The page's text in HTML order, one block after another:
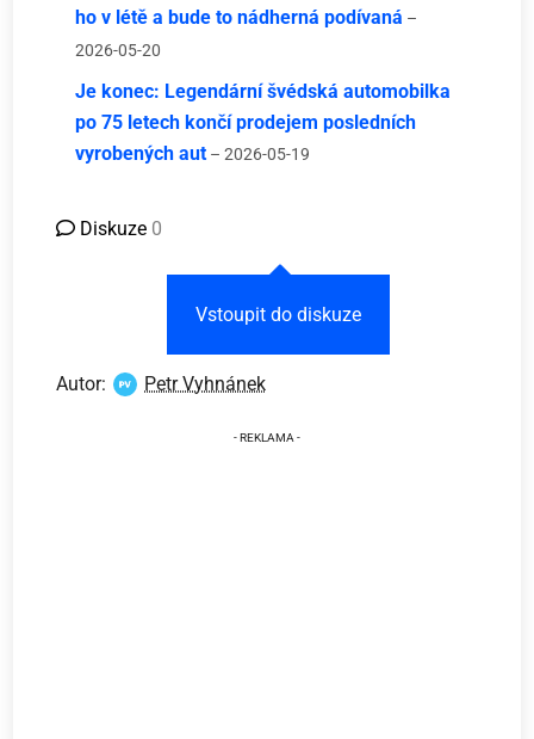
ho v létě a bude to nádherná podívaná –
2026-05-20
Je konec: Legendární švédská automobilka
po 75 letech končí prodejem posledních
vyrobených aut – 2026-05-19
Diskuze 0
Vstoupit do diskuze
Autor: Petr Vyhnánek